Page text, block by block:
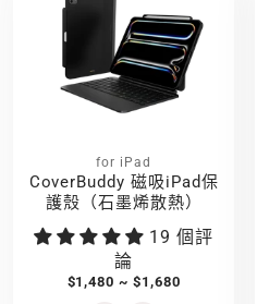
for iPad
CoverBuddy 磁吸iPad保
護殼（石墨烯散熱）
19 個評
論
$1,480 ~ $1,680